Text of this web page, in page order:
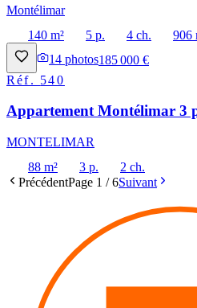
Montélimar
140 m²
5 p. 4 ch.
906
14 photos185 000 €
Réf. 540
Appartement Montélimar 3
MONTELIMAR
88 m²
3 p.
2 ch.
PrécédentPage 1 /6Suivant